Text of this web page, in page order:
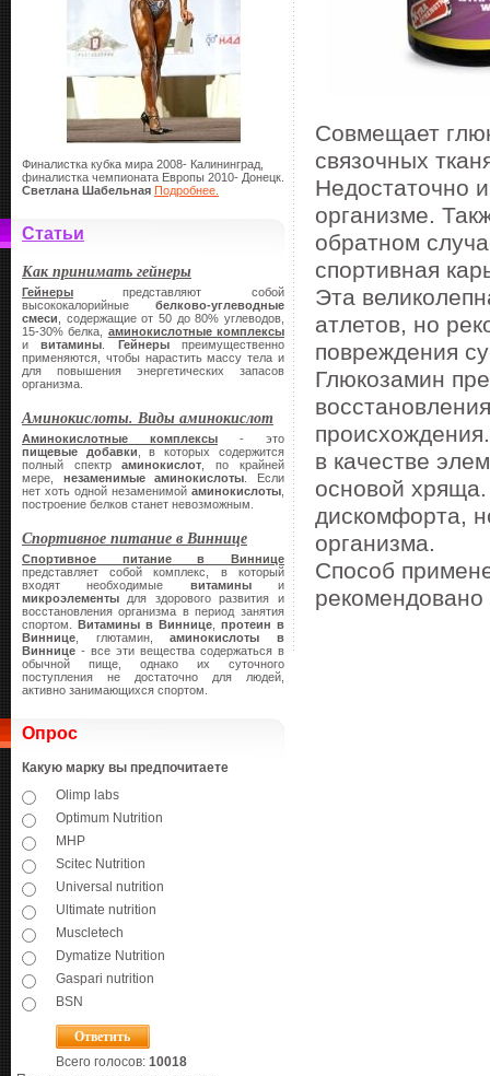
Финалистка кубка мира 2008- Калининград,
финалистка чемпионата Европы 2010- Донецк.
Светлана Шабельная Подробнее.
Статьи
Как принимать гейнеры
Гейнеры представляют собой
высококалорийные белково-углеводные
смеси , содержащие от 50 до 80% углеводов,
15-30% белка, аминокислотные комплексы
ивитамины Гейнерыпреимущественно
применяются, чтобы нарастить массу тела и
для повышения энергетических запасов
организма.
Аминокислоты. Виды аминокислот
Аминокислотные комплексы - это
пищевые добавки , в которых содержится
полный спектраминокислот , по крайней
мере, незаменимые аминокислоты . Если
нет хоть одной незаменимой аминокислоты
построение белков станет невозможным.
Спортивное питание в Виннице
Спортивное питание в Виннице
представляет собой комплекс, в который
входят необходимые витаминыи
микроэлементы для здорового развития и
восстановления организма в период занятия
спортом. Витамины в Виннице
протеин в
Виннице , глютамин,аминокислоты в
Виннице - все эти вещества содержаться в
обычной пище, однако их суточного
поступления не достаточно для людей,
активно занимающихся спортом.
Опрос
Какую марку вы предпочитаете
Olimp labs
Optimum Nutrition
MHP
Scitec Nutrition
Universal nutrition
Ultimate nutrition
Muscletech
Dymatize Nutrition
Gaspari nutrition
BSN
Всего голосов: 10018
Совмещает
связочных
Недостаточно
организме.
обратном
спортивная
Эта
атлетов, но
повреждения
Глюкозамин
в качестве
основой
дискомфорта,
организма.
Способ